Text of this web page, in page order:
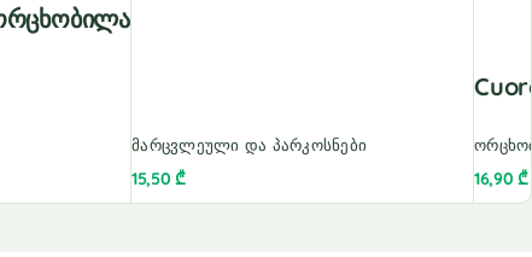
მარცვლეული და პარკოსნები
15,50₾ 16,90₾